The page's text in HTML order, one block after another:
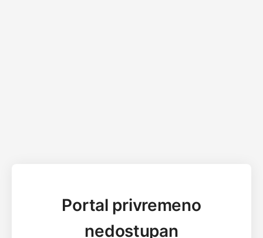
Portal privremeno
nedostupan